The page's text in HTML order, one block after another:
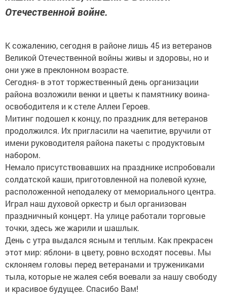
Отечественной войне.
К сожалению, сегодня в районе лишь 45 из ветеранов
Великой Отечественной войны живы и здоровы, но и
они уже в преклонном возрасте.
Сегодня- в этот торжественный день организации
района возложили венки и цветы к памятнику воина-
освободителя и к стеле Аллеи Героев.
Митинг подошел к концу, по праздник для ветеранов
продолжился. Их пригласили на чаепитие, вручили от
имени руководителя района пакеты с продуктовым
набором.
Немало присутствовавших на празднике испробовали
солдатской каши, приготовленной на полевой кухне,
расположенной неподалеку от мемориального центра.
Играл наш духовой оркестр и был организован
праздничный концерт. На улице работали торговые
точки, здесь же жарили и шашлык.
День с утра выдался ясным и теплым. Как прекрасен
этот мир: яблони- в цвету, ровно всходят посевы. Мы
склоняем головы перед ветеранами и тружениками
тыла, которые не жалея себя воевали за нашу свободу
и красивое будущее. Спасибо Вам!